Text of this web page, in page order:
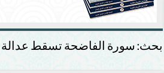
بحث: سورة الفاضحة تسقط عدالة